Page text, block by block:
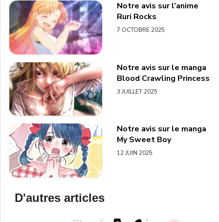
Notre avis sur l’anime
Ruri Rocks
7 OCTOBRE 2025
Notre avis sur le manga
Blood Crawling Princess
3 JUILLET 2025
Notre avis sur le manga
My Sweet Boy
12 JUIN 2025
D'autres articles